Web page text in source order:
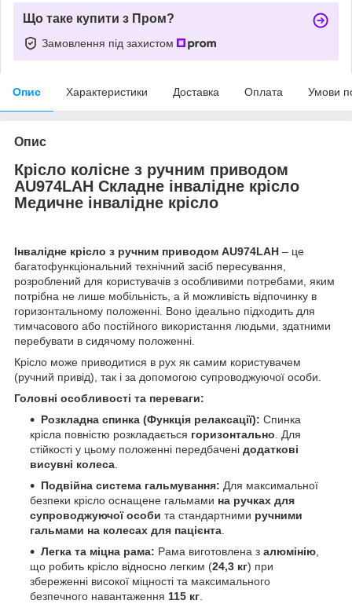
Що таке купити з Пром?
Замовлення під захистом
Опис Характеристики Доставка Оплата Умови
Опис
Крісло колісне з ручним приводом
AU974LAH Складне інвалідне крісло
Медичне інвалідне крісло
Інвалідне крісло з ручним приводом AU974LAH – це
багатофункціональний технічний засіб пересування,
розроблений для користувачів з особливими потребами, яким
потрібна не лише мобільність, а й можливість відпочинку в
горизонтальному положенні. Воно ідеально підходить для
тимчасового або постійного використання людьми, здатними
перебувати в сидячому положенні.
Крісло може приводитися в рух як самим користувачем
(ручний привід), так і за допомогою супроводжуючої особи.
Головні особливості та переваги:
Розкладна спинка (Функція релаксації): Спинка
крісла повністю розкладається горизонтально. Для
стійкості у цьому положенні передбачені додаткові
висувні колеса.
Подвійна система гальмування: Для максимальної
безпеки крісло оснащене гальмами на ручках для
супроводжуючої особи та стандартними ручними
гальмами на колесах для пацієнта.
Легка та міцна рама: Рама виготовлена з алюмінію,
що робить крісло відносно легким (24,3 кг) при
збереженні високої міцності та максимального
безпечного навантаження 115 кг.